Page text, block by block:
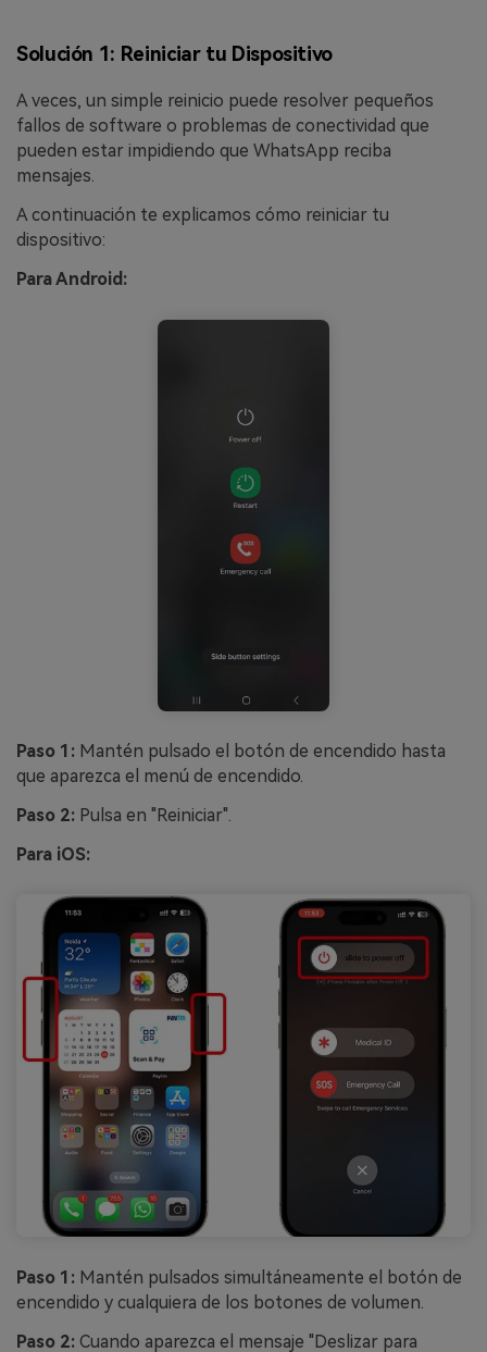
Solución 1: Reiniciar tu Dispositivo
A veces, un simple reinicio puede resolver pequeños
fallos de software o problemas de conectividad que
pueden estar impidiendo que WhatsApp reciba
mensajes.
A continuación te explicamos cómo reiniciar tu
dispositivo:
Para Android:
Paso 1: Mantén pulsado el botón de encendido hasta
que aparezca el menú de encendido.
Paso 2: Pulsa en "Reiniciar".
Para iOS:
Paso 1: Mantén pulsados simultáneamente el botón de
encendido y cualquiera de los botones de volumen.
Paso 2: Cuando aparezca el mensaje "Deslizar para